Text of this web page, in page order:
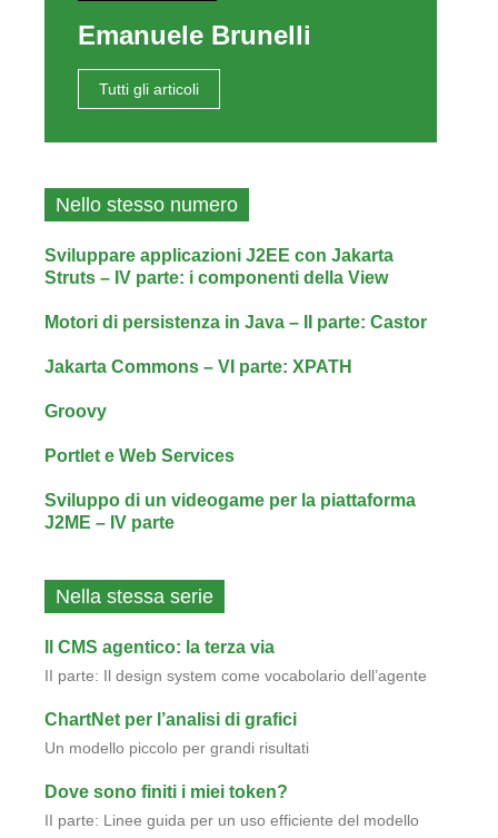
Emanuele Brunelli
Tutti gli articoli
Nello stesso numero
Sviluppare applicazioni J2EE con Jakarta
Struts – IV parte: i componenti della View
Motori di persistenza in Java – II parte: Castor
Jakarta Commons – VI parte: XPATH
Groovy
Portlet e Web Services
Sviluppo di un videogame per la piattaforma
J2ME – IV parte
Nella stessa serie
Il CMS agentico: la terza via
II parte: Il design system come vocabolario dell’agente
ChartNet per l’analisi di grafici
Un modello piccolo per grandi risultati
Dove sono finiti i miei token?
II parte: Linee guida per un uso efficiente del modello